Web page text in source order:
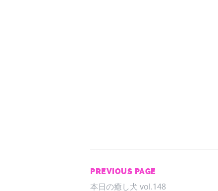
PREVIOUS PAGE
本日の癒し犬 vol.148